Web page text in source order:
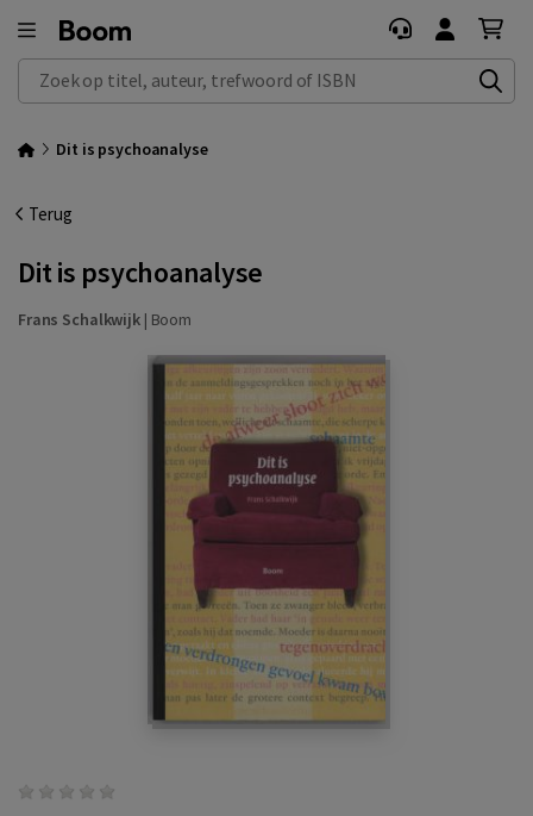
Zoek op titel, auteur, trefwoord of ISBN
Dit is psychoanalyse
Terug
Dit is psychoanalyse
Frans Schalkwijk| Boom